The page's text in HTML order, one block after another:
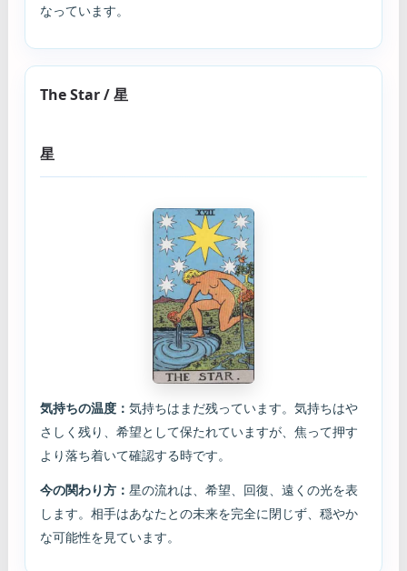
なっています。
The Star / 星
星
気持ちの温度： 気持ちはまだ残っています。気持ちはや
さしく残り、希望として保たれていますが、焦って押す
より落ち着いて確認する時です。
今の関わり方： 星の流れは、希望、回復、遠くの光を表
します。相手はあなたとの未来を完全に閉じず、穏やか
な可能性を見ています。